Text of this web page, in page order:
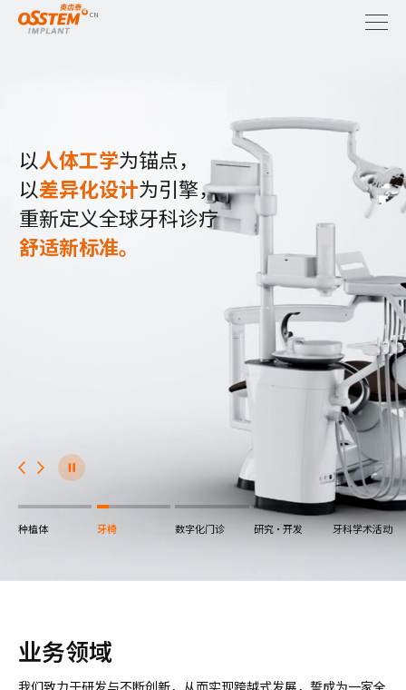
以人体工学为锚点，
以差异化设计为引擎，
重新定义全球牙科诊疗
舒适新标准。
种植体 牙椅 数字化门诊 研究·开发 牙科学术活动
业务领域
我们致力于研发与不断创新，从而实现跨越式发展，誓成为一家全
随着不断的研发、创新和挑战，已跃升为具有全球性牙科综合解决
1997 ~ 2004 2005 ~ 2009 2010 ~ 2014
2015 ~ 2019
2020 ~ PRESENT
1997
开发并推出 “医保申请软件 (Doobunae)”
创立D&D系统
获得国际标准化机构质量管理系统认证 (ISO9001)
开发并推出“牙科综合管理软件 (Hanaro)”
创办种植培训机构OIC研究及教育中心
随着不断的研发、创新和挑战，已跃升为具有全球性牙科综合解决
1997 ~ 2004 2005 ~ 2009 2010 ~ 2014
2015 ~ 2019
2020 ~ PRESENT
2005 设立中国台湾 (台北), 德国 (波恩) 子公司
完成第一批海外子公司设立 (12个国家和地区)
韩国科斯达克股票上市交易,在贸易日荣获“1千万美元
在美国生产并推出HIOSSEN种植体 (USA)
推出正畸专业程序 (V-ceph)
随着不断的研发、创新和挑战，已跃升为具有全球性牙科综合解决
1997 ~ 2004 2005 ~ 2009 2010 ~ 2014
2015 ~ 2019
2020 ~ PRESENT
2010
推出CAS工具盒
推出TSIII_SA种植体
种植体研究所ATC入选产业通商资源部“优秀技术研究
牙科种植体系统被知识经济部选为“当前世界一流产
推出牙科线上商城（denall.com）
2013 推出K3牙椅
推出奥齿泰合成骨(Q-Oss,Q-Oss+), 印模材（HyFlex）
随着不断的研发、创新和挑战，已跃升为具有全球性牙科综合解决
1997 ~ 2004 2005 ~ 2009 2010 ~ 2014 2015 ~ 2019
2020 ~ PRESENT
2015 出口额达5千万美元
收购Cardiotec公司并将公司名称变更为奥齿泰
推出OneGuide系统（计算机导板手术系统）
推出牙科CT（T1）和全景机（P2）
完成第二批海外子公司设立（13个国家和地区）
2019 成立中国盐城生产公司
随着不断的研发、创新和挑战，已跃升为具有全球性牙科综合解决
1997 ~ 2004 2005 ~ 2009 2010 ~ 2014 2015 ~ 2019
2020 ~ PRESENT
2020
荣获“SOI韩国技术大奖-国务总理奖”
创新型医疗器械企业认证（保健福祉部）
总部和中央研究所搬迁至首尔麻谷产业园区
连续5年种植体销售量排名全球领先（2017年~2021
设立欧洲法人，在28个国家运营32个海外子公司
推出升级版K5牙椅，荣获韩国好设计奖
荣获总统奖
荣获产业部长表彰—世界一流产品生产企业
2022 K5牙椅获得2022年iF设计大奖